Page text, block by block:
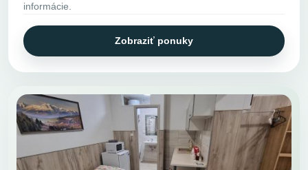
informácie.
Zobraziť ponuky